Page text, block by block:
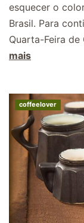
esquecer o
Brasil. Para
Quarta-Feira de
mais
coffeelover